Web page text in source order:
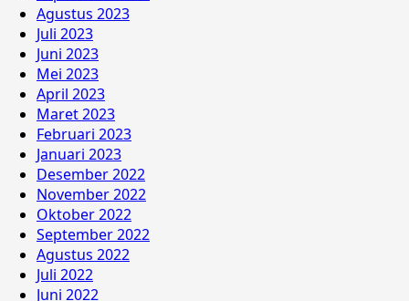
Agustus 2023
Juli 2023
Juni 2023
Mei 2023
April 2023
Maret 2023
Februari 2023
Januari 2023
Desember 2022
November 2022
Oktober 2022
September 2022
Agustus 2022
Juli 2022
Juni 2022